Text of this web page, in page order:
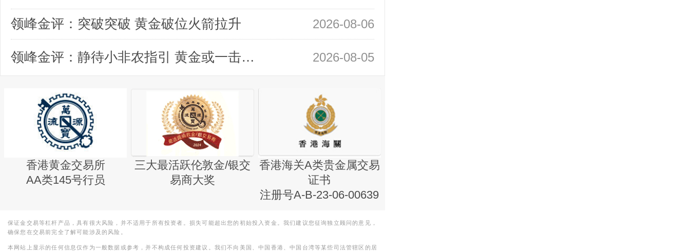
领峰金评：突破突破 黄金破位火箭拉升 2026-08-06
领峰金评：静待小非农指引 黄金或一击破局 2026-08-05
香港黄金交易所
AA类145号行员
三大最活跃伦敦金/银交
易商大奖
香港海关A类贵金属交易
证书
注册号A-B-23-06-00639
保证金交易等杠杆产品，具有很大风险，并不适用于所有投资者。损失可能超出您的初始投入资金。我们建议您征询独立顾问的意见，
确保您在交易前完全了解可能涉及的风险。
本网站上显示的任何信息仅作为一般数据或参考，并不构成任何投资建议。我们不向美国、中国香港、中国台湾等某些司法管辖区的居